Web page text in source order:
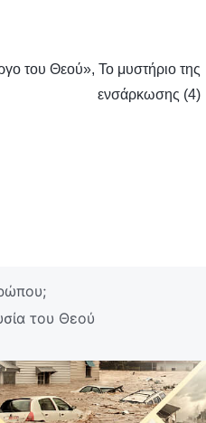
του Θεού», Το μυστήριο της
ενσάρκωσης (4)
του Θεού